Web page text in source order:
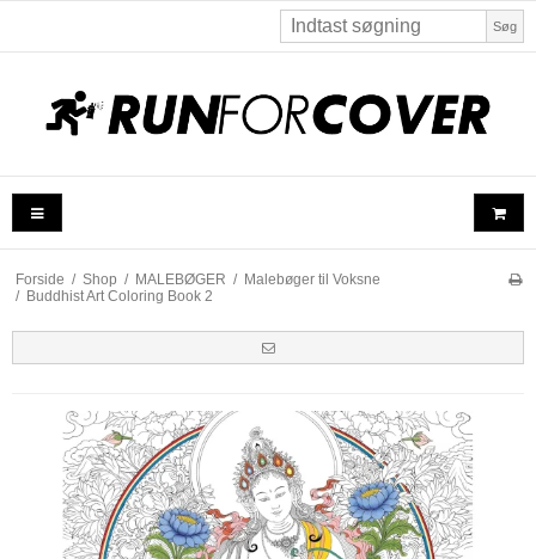
Søg
Forside / Shop / MALEBØGER / Malebøger til Voksne
/ Buddhist Art Coloring Book 2